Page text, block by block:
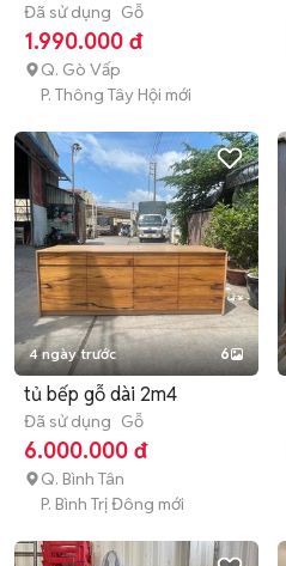
lý
Đã sử dụng Gỗ
1.990.000 đ
Q. Gò Vấp
P. Thông Tây Hội mới
4 ngày trước 6
tủ bếp gỗ dài 2m4
Đã sử dụng Gỗ
6.000.000 đ
Q. Bình Tân
P. Bình Trị Đông mới